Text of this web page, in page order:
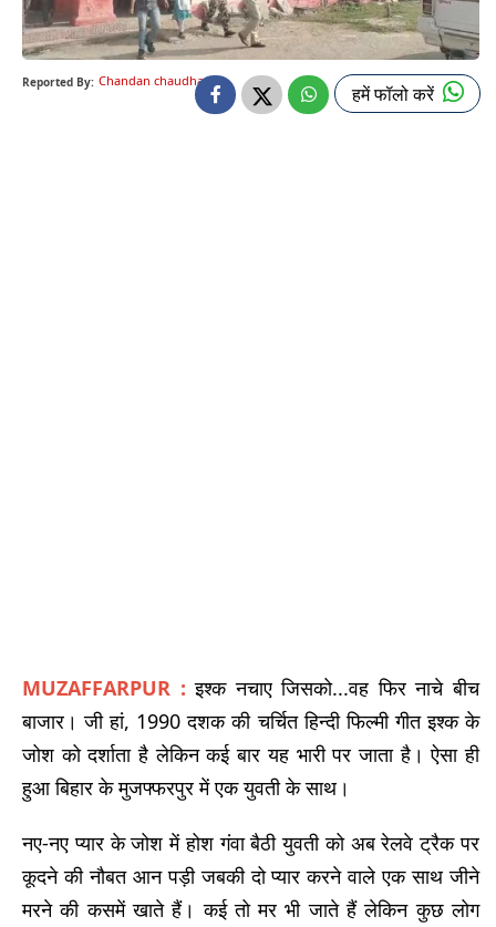
Reported By: Chandan chaudhary
हमें फॉलो करें
MUZAFFARPUR : इश्क नचाए जिसको...वह फिर नाचे बीच
बाजार। जी हां, 1990 दशक की चर्चित हिन्दी फिल्मी गीत इश्क के
जोश को दर्शाता है लेकिन कई बार यह भारी पर जाता है। ऐसा ही
हुआ बिहार के मुजफ्फरपुर में एक युवती के साथ।
नए-नए प्यार के जोश में होश गंवा बैठी युवती को अब रेलवे ट्रैक पर
कूदने की नौबत आन पड़ी जबकी दो प्यार करने वाले एक साथ जीने
मरने की कसमें खाते हैं। कई तो मर भी जाते हैं लेकिन कुछ लोग